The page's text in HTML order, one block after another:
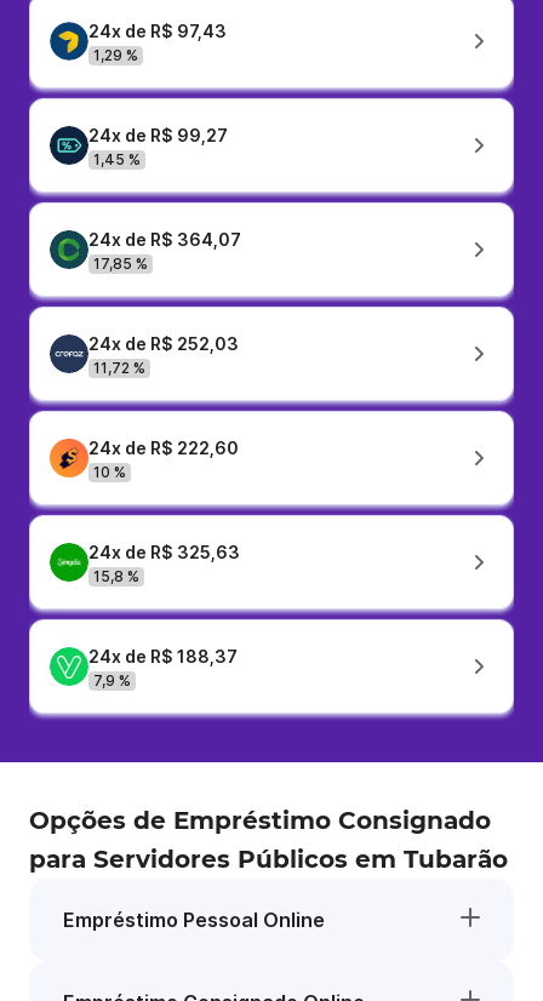
24x de R$ 97,43
1,29 %
24x de R$ 99,27
1,45 %
24x de R$ 364,07
17,85 %
24x de R$ 252,03
11,72 %
24x de R$ 222,60
10 %
24x de R$ 325,63
15,8 %
24x de R$ 188,37
7,9 %
Opções de Empréstimo Consignado
para Servidores Públicos em Tubarão
Empréstimo Pessoal Online